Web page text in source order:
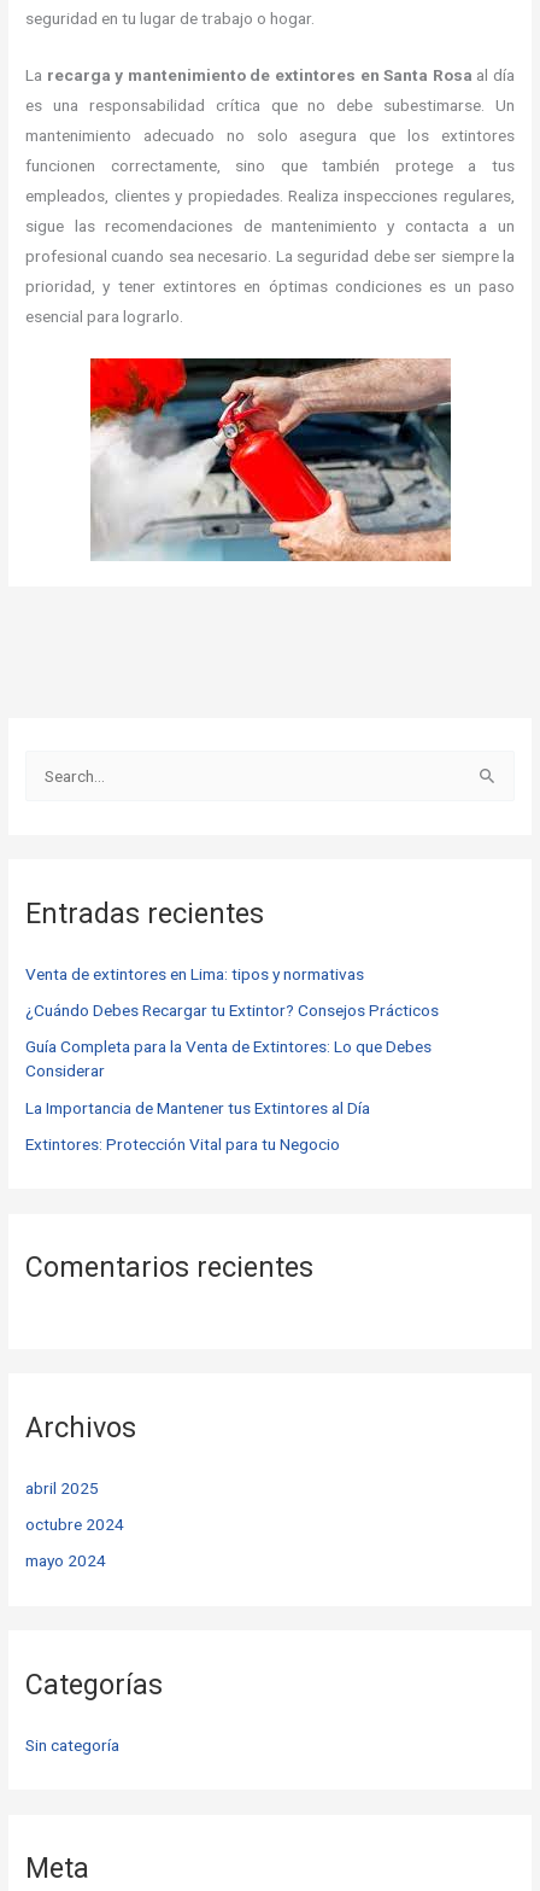
seguridad en tu lugar de trabajo o hogar.
La recarga y mantenimiento de extintores en Santa Rosa al día
es una responsabilidad crítica que no debe subestimarse. Un
mantenimiento adecuado no solo asegura que los extintores
funcionen correctamente, sino que también protege a tus
empleados, clientes y propiedades. Realiza inspecciones regulares,
sigue las recomendaciones de mantenimiento y contacta a un
profesional cuando sea necesario. La seguridad debe ser siempre la
prioridad, y tener extintores en óptimas condiciones es un paso
esencial para lograrlo.
a
p
o
r
:
Entradas recientes
Venta de extintores en Lima: tipos y normativas
¿Cuándo Debes Recargar tu Extintor? Consejos Prácticos
Guía Completa para la Venta de Extintores: Lo que Debes
Considerar
La Importancia de Mantener tus Extintores al Día
Extintores: Protección Vital para tu Negocio
Comentarios recientes
Archivos
abril 2025
octubre 2024
mayo 2024
Categorías
Sin categoría
Meta